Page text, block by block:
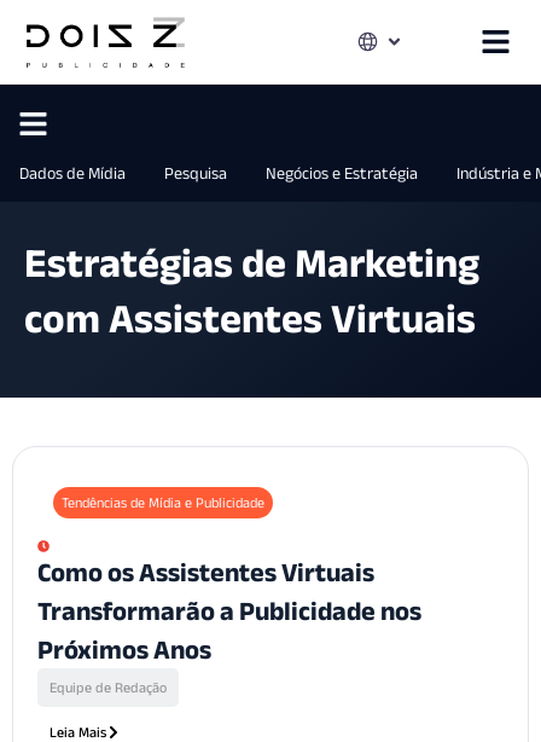
Dados de Mídia Pesquisa Negócios e Estratégia Indústria e
Estratégias de Marketing
com Assistentes Virtuais
Tendências de Mídia e Publicidade
Como os Assistentes Virtuais
Transformarão a Publicidade nos
Próximos Anos
Equipe de Redação
Leia Mais